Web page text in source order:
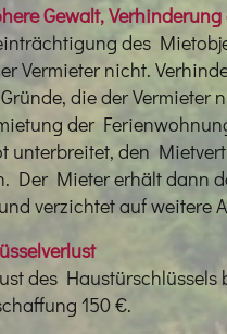
Gewalt, Verhinderung
des
Vermieter nicht.
die der Vermieter
der
unterbreitet, den
Der Mieter erhält dann
verzichtet auf weitere
des
150 €.